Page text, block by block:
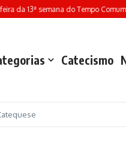
13ª semana do Tempo Comum
Catecismo